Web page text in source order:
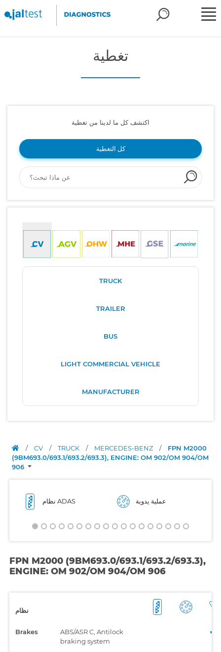
تغطية
اكتشف كل ما لدينا من تغطية
كل التغطية
TRUCK
TRAILER
BUS
LIGHT COMMERCIAL VEHICLE
MANUFACTURER
/ CV / TRUCK / MERCEDES-BENZ /
FPN M2000
(9BM693.0/693.1/693.2/693.3), ENGINE: OM 902/OM 904/OM
906
نظام ADAS عملية يدوية
FPN M2000 (9BM693.0/693.1/693.2/693.3),
ENGINE: OM 902/OM 904/OM 906
نظام
Brakes
ABS/ASR C, Antilock
braking system